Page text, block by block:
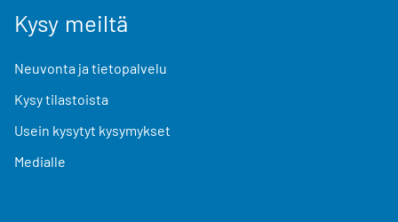
Kysy meiltä
Neuvonta ja tietopalvelu
Kysy tilastoista
Usein kysytyt kysymykset
Medialle